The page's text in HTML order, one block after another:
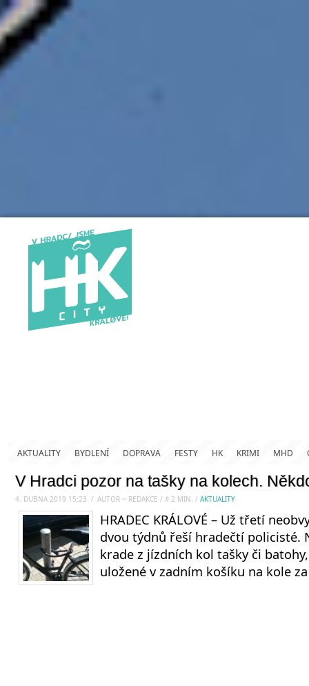
AKTUALITY BYDLENÍ DOPRAVA FESTY HK KRIMI MHD
V Hradci pozor na tašky na kolech.
4. DUBNA 2019 15:23 / AUTOR ~ REDAKCE / # 2 MIN. / AKTUALITY
HRADEC KRÁLOVÉ – Už třetí
dvou týdnů řeší hradečtí policisté.
krade z jízdních kol tašky či
uložené v zadním košíku na kole